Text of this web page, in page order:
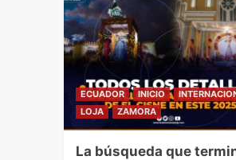
ECUADOR INICIO
LOJA
ZAMORA
La búsqueda que